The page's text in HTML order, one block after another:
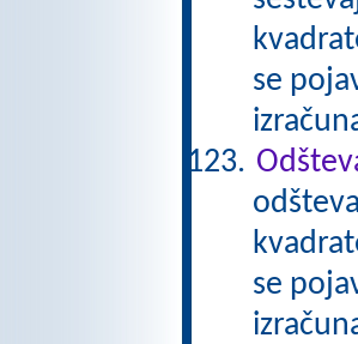
se
se